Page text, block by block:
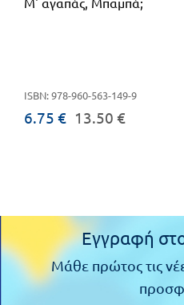
ISBN: 978-960-563-149-9
6.75 € 13.50 €
Εγγραφή
Μάθε πρώτος τις